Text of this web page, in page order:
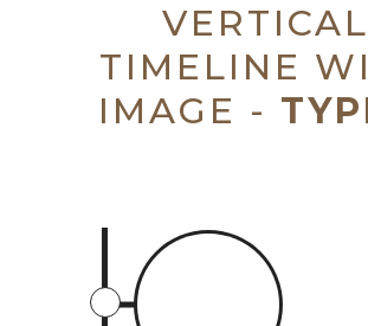
VERTICAL
TIMELINE
IMAGE -